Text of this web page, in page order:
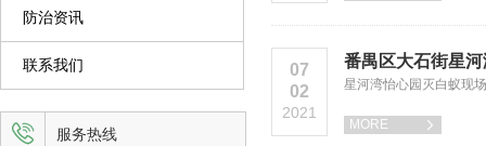
防治资讯
联系我们
 服务热线
07
02
2021
番禺区大石街星
星河湾怡心园灭白蚁现场
MORE 